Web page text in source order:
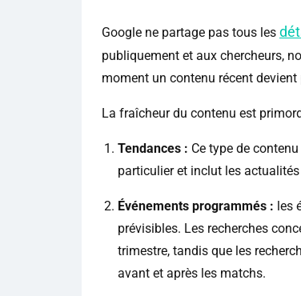
Google ne partage pas tous les
publiquement et aux chercheurs,
moment un contenu récent
La fraîcheur du contenu est
Tendances : Ce type de
particulier et inclut les
Événements programmés : les
prévisibles. Les recherches
trimestre, tandis que les
avant et après les matchs.